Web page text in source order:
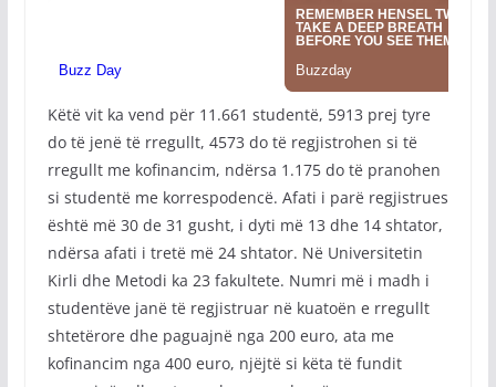
Këtë vit ka vend për 11.661 studentë, 5913 prej tyre
do të jenë të rregullt, 4573 do të regjistrohen si të
rregullt me kofinancim, ndërsa 1.175 do të pranohen
si studentë me korrespodencë. Afati i parë regjistrues
është më 30 de 31 gusht, i dyti më 13 dhe 14 shtator,
ndërsa afati i tretë më 24 shtator. Në Universitetin
Kirli dhe Metodi ka 23 fakultete. Numri më i madh i
studentëve janë të regjistruar në kuatoën e rregullt
shtetërore dhe paguajnë nga 200 euro, ata me
kofinancim nga 400 euro, njëjtë si këta të fundit